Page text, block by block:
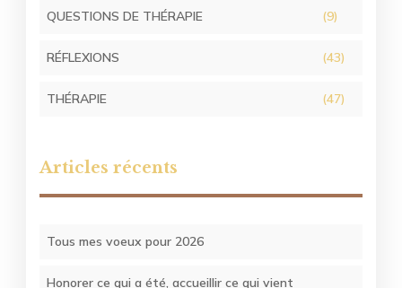
QUESTIONS DE THÉRAPIE (9)
RÉFLEXIONS (43)
THÉRAPIE (47)
Articles récents
Tous mes voeux pour 2026
Honorer ce qui a été, accueillir ce qui vient